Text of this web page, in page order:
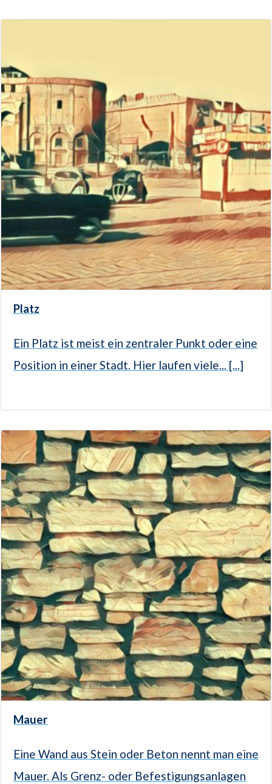
Platz
Ein Platz ist meist ein zentraler Punkt oder eine
Position in einer Stadt. Hier laufen viele... [...]
Mauer
Eine Wand aus Stein oder Beton nennt man eine
Mauer. Als Grenz- oder Befestigungsanlagen